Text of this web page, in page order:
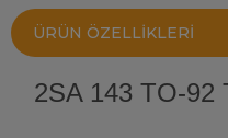
ÜRÜN ÖZELLIKLERI
2SA 143 TO-92